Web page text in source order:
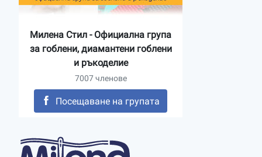
Милена Стил - Официална група
за гоблени, диамантени гоблени
и ръкоделие
7007 членове
Посещаване на групата